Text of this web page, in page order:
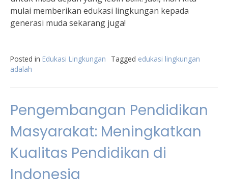
mulai memberikan edukasi lingkungan kepada
generasi muda sekarang juga!
Posted in Edukasi Lingkungan Tagged edukasi lingkungan
adalah
Pengembangan Pendidikan
Masyarakat: Meningkatkan
Kualitas Pendidikan di
Indonesia